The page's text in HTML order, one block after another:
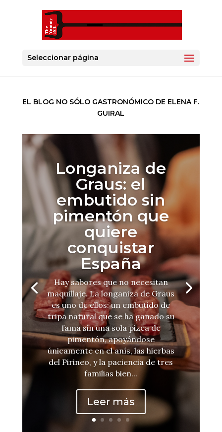
Seleccionar página
EL BLOG NO SÓLO GASTRONÓMICO DE ELENA F.
GUIRAL
Entrevista a Rogelio Enríquez
presidente de la Academia
Madrileña de Gastronomía. En
ella nos describe su visión del
panorama gastro de Madrid